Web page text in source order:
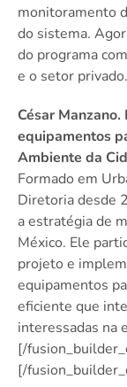
monitoramento
do sistema.
do programa
e o setor privado.
César
equipamentos
Ambiente da
Formado em
Diretoria desde
a estratégia de
México. Ele
projeto e
equipamentos
eficiente que
interessadas na
[/
[/